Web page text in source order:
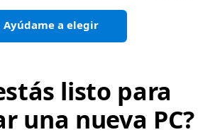
Ayúdame a elegir
listo para
una nueva PC?